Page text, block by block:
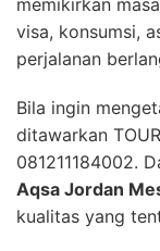
memikirkan
visa, konsumsi,
perjalanan
Bila ingin
ditawarkan
081211184002.
Aqsa Jordan
kualitas yang